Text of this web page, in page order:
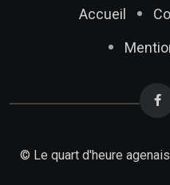
Accueil
© Le quart d'heure